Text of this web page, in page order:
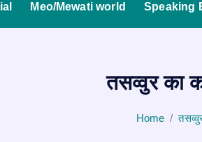
Meo/Mewati world Speaking
तसव्वुर का
Home